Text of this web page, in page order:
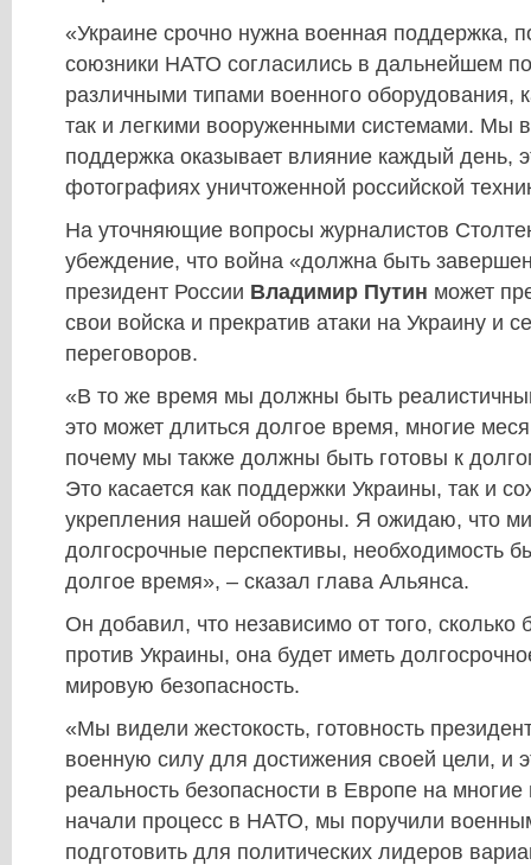
«Украине срочно нужна военная поддержка,
союзники НАТО согласились в дальнейшем
различными типами военного оборудования,
так и легкими вооруженными системами. Мы
поддержка оказывает влияние каждый день,
фотографиях уничтоженной российской
На уточняющие вопросы журналистов
убеждение, что война «должна быть
президент России Владимир Путин может
свои войска и прекратив атаки на Украину и
переговоров.
«В то же время мы должны быть
это может длиться долгое время, многие
почему мы также должны быть готовы к
Это касается как поддержки Украины, так и
укрепления нашей обороны. Я ожидаю, что
долгосрочные перспективы, необходимость
долгое время», – сказал глава Альянса.
Он добавил, что независимо от того, сколько
против Украины, она будет иметь
мировую безопасность.
«Мы видели жестокость, готовность
военную силу для достижения своей цели, и
реальность безопасности в Европе на
начали процесс в НАТО, мы поручили
подготовить для политических лидеров